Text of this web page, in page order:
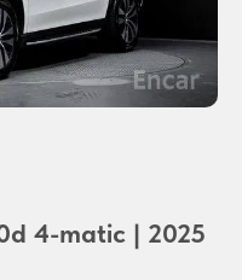
4-matic | 2025